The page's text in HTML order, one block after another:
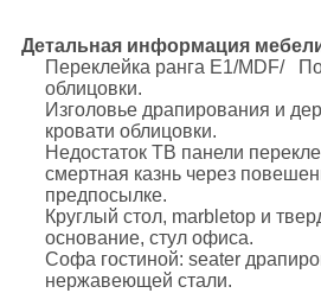
Детальная информация
Переклейка ранга E1/MDF/
облицовки.
Изголовье драпирования и
кровати облицовки.
Недостаток ТВ панели
смертная казнь через
предпосылке.
Круглый стол, marbletop и
основание, стул офиса.
Софа гостиной: seater
нержавеющей стали.